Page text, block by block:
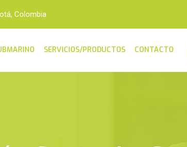
Colombia
SERVICIOS/PRODUCTOS CONTACTO